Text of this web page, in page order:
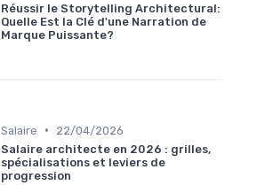
Réussir le Storytelling Architectural:
Quelle Est la Clé d'une Narration de
Marque Puissante?
Salaire •
22/04/2026
Salaire architecte en 2026 : grilles,
spécialisations et leviers de
progression